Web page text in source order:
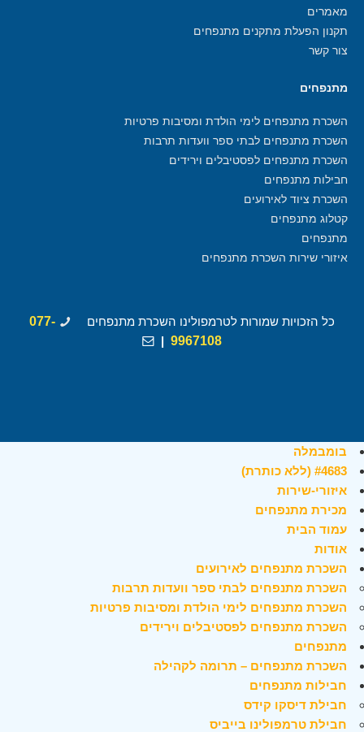
מאמרים
תקנון הפעלת מתקנים מתנפחים
צור קשר
מתנפחים
השכרת מתנפחים לימי הולדת ומסיבות פרטיות
השכרת מתנפחים לבתי ספר וועדות תרבות
השכרת מתנפחים לפסטיבלים וירידים
חבילות מתנפחים
השכרת ציוד לאירועים
קטלוג מתנפחים
מתנפחים
איזורי שירות השכרת מתנפחים
כל הזכויות שמורות לטרמפולינו השכרת מתנפחים
077-
9967108
|
בומבמלה
#4683 (ללא כותרת)
איזורי-שירות
מכירת מתנפחים
עמוד הבית
אודות
השכרת מתנפחים לאירועים
השכרת מתנפחים לבתי ספר וועדות תרבות
השכרת מתנפחים לימי הולדת ומסיבות פרטיות
השכרת מתנפחים לפסטיבלים וירידים
מתנפחים
השכרת מתנפחים – תרומה לקהילה
חבילות מתנפחים
חבילת דיסקו קידס
חבילת טרמפולינו בייביס